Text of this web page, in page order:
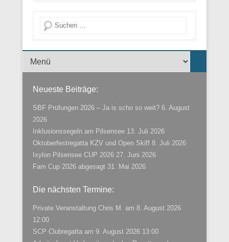
Suche
Menü der Fußzeile
Neueste Beiträge:
SBF Prüfungen 2026 – Ja is scho so weit? 6. August
2026
Inklusionssegeln am Pilsensee 13. Juli 2026
Oktoberfestregatta KZV und Open Skiff 8. Juli 2026
Ixylon Pilsensee CUP 2026 27. Juni 2026
Fam Cup 2026 abgesagt 31. Mai 2026
Die nächsten Termine:
Private Veranstaltung Chris M. am 8. August 2026
12:00
SCP Clubregatta am 9. August 2026 13:00